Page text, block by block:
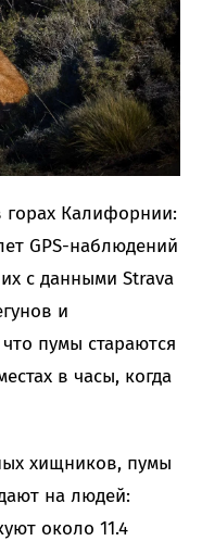
горах Калифорнии:
GPS-наблюдений
с данными Strava
и
пумы стараются
в часы, когда
хищников, пумы
на людей:
около 11.4